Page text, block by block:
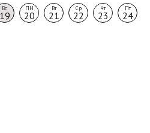
Вс
19
ПН
20
Вт
21
Ср
22
Чт
23
Пт
24